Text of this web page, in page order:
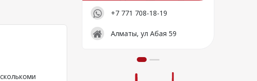
+7 771 708-18-19
Алматы, ул Абая 59